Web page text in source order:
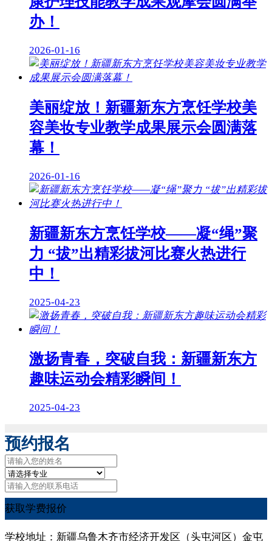
办！
2026-01-16
美丽绽放！新疆新东方烹饪学校美
容美妆专业教学成果展示会圆满落
幕！
2026-01-16
新疆新东方烹饪学校——凝“绳”聚
力 “拔”出精彩拔河比赛火热进行
中！
2025-04-23
激扬青春，突破自我：新疆新东方
趣味运动会精彩瞬间！
2025-04-23
预约报名
获取学费报价
学校地址：新疆乌鲁木齐市经济开发区（头屯河区）金屯